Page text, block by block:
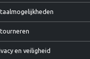
en veiligheid